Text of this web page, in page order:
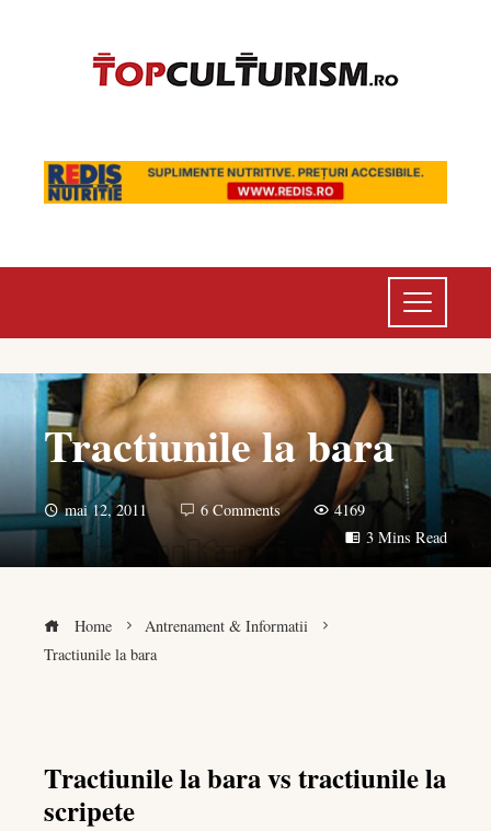
Tractiunile la bara
mai 12, 2011 6 Comments
4169
3 Mins Read
Home
Antrenament & Informatii
Tractiunile la bara
Tractiunile la bara vs tractiunile la
scripete